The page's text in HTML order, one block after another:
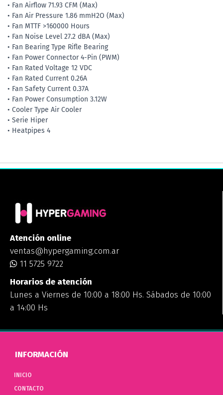
• Fan Airflow 71.93 CFM (Max)
• Fan Air Pressure 1.86 mmH2O (Max)
• Fan MTTF >160000 Hours
• Fan Noise Level 27.2 dBA (Max)
• Fan Bearing Type Rifle Bearing
• Fan Power Connector 4-Pin (PWM)
• Fan Rated Voltage 12 VDC
• Fan Rated Current 0.26A
• Fan Safety Current 0.37A
• Fan Power Consumption 3.12W
• Cooler Type Air Cooler
• Serie Hiper
• Heatpipes 4
Atención online
ventas@hypergaming.com.ar
11 5725 9722
Horarios de atención
Lunes a Viernes de 10:00 a 18:00 Hs. Sábados de 10:00
a 14:00 Hs
INFORMACIÓN
INICIO
CONTACTO